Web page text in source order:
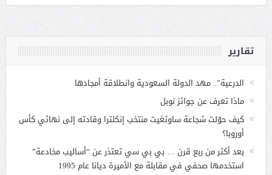
تقارير
الدرعية”.. مهد الدولة السعودية وانطلاقة أمجادها
ماذا تعرف عن جوائز نوبل
كيف حوّلت شجاعة ساوثغيت منتخب إنكلترا وقادته إلى نهائي كأس
أوروبا؟
بعد أكثر من ربع قرن … بي بي سي تعتذر عن “أساليب مخادعة”
استخدمها صحفي في مقابلة مع الأميرة ديانا عام 1995